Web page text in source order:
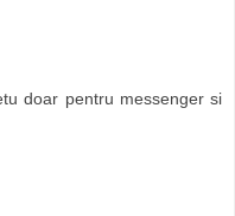
doar pentru messenger si